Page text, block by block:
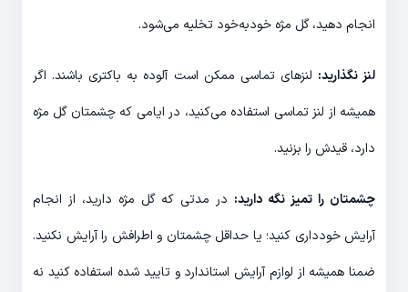
انجام دهید، گل مژه خودبه‌خود تخلیه می‌شود.
لنز نگذارید: لنزهای تماسی ممکن است آلوده به باکتری باشند. اگر
همیشه از لنز تماسی استفاده می‌کنید، در ایامی که چشمتان گل مژه
دارد، قیدش را بزنید.
چشمتان را تمیز نگه دارید: در مدتی که گل مژه دارید، از انجام
آرایش خودداری کنید؛ یا حداقل چشمتان و اطرافش را آرایش نکنید.
ضمنا همیشه از لوازم آرایش استاندارد و تایید شده استفاده کنید نه